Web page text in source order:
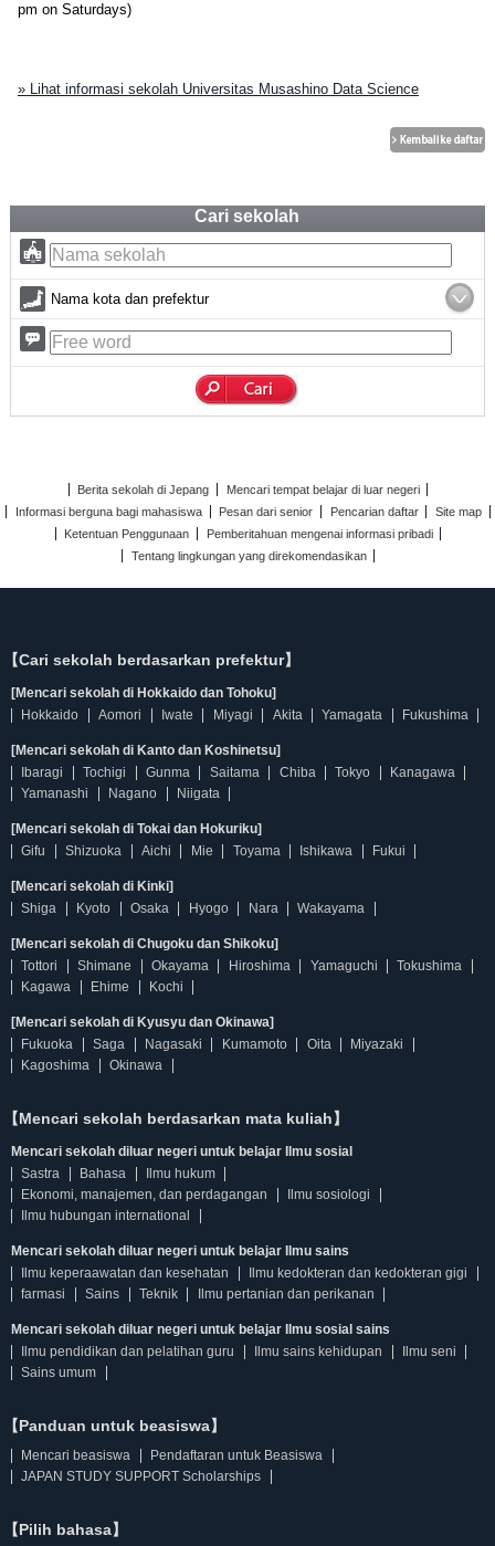
pm on Saturdays)
» Lihat informasi sekolah Universitas Musashino Data Science
Cari sekolah
Nama kota dan prefektur
Berita sekolah di Jepang
Mencari tempat belajar di luar negeri
Informasi berguna bagi mahasiswa
Pesan dari senior Pencarian daftar
Site map
Ketentuan Penggunaan
Pemberitahuan mengenai informasi pribadi
Tentang lingkungan yang direkomendasikan
【Cari sekolah berdasarkan prefektur】
[Mencari sekolah di Hokkaido dan Tohoku]
Hokkaido
Aomori Iwate Miyagi Akita Yamagata Fukushima
[Mencari sekolah di Kanto dan Koshinetsu]
Ibaragi
Tochigi Gunma Saitama Chiba Tokyo
Kanagawa
Yamanashi
Nagano Niigata
[Mencari sekolah di Tokai dan Hokuriku]
Gifu
Shizuoka Aichi Mie Toyama Ishikawa Fukui
[Mencari sekolah di Kinki]
Shiga
Kyoto Osaka Hyogo Nara Wakayama
[Mencari sekolah di Chugoku dan Shikoku]
Tottori
Shimane Okayama Hiroshima Yamaguchi
Tokushima
Kagawa
Ehime Kochi
[Mencari sekolah di Kyusyu dan Okinawa]
Fukuoka
Saga Nagasaki Kumamoto Oita
Miyazaki
Kagoshima
Okinawa
【Mencari sekolah berdasarkan mata kuliah】
Mencari sekolah diluar negeri untuk belajar Ilmu sosial
Sastra
Bahasa
Ilmu hukum
Ekonomi, manajemen, dan perdagangan
Ilmu sosiologi
Ilmu hubungan international
Mencari sekolah diluar negeri untuk belajar Ilmu sains
Ilmu keperaawatan dan kesehatan
Ilmu kedokteran dan kedokteran gigi
farmasi
Sains Teknik Ilmu pertanian dan perikanan
Mencari sekolah diluar negeri untuk belajar Ilmu sosial sains
Ilmu pendidikan dan pelatihan guru
Ilmu sains kehidupan
Ilmu seni
Sains umum
【Panduan untuk beasiswa】
Mencari beasiswa
Pendaftaran untuk Beasiswa
JAPAN STUDY SUPPORT Scholarships
【Pilih bahasa】